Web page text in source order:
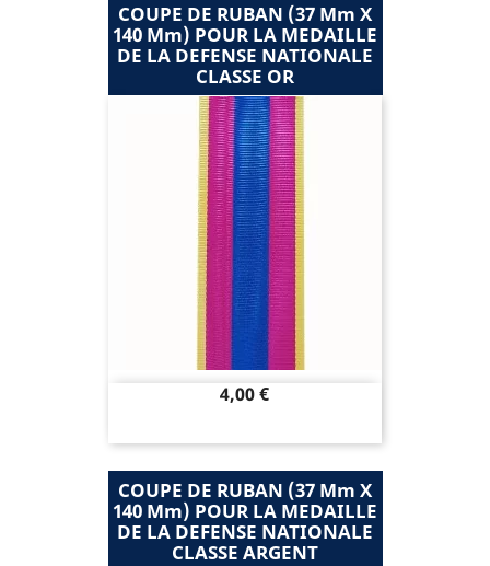
COUPE DE RUBAN (37 Mm X
140 Mm) POUR LA MEDAILLE
DE LA DEFENSE NATIONALE
CLASSE OR
Prix
4,00 €
COUPE DE RUBAN (37 Mm X
140 Mm) POUR LA MEDAILLE
DE LA DEFENSE NATIONALE
CLASSE ARGENT